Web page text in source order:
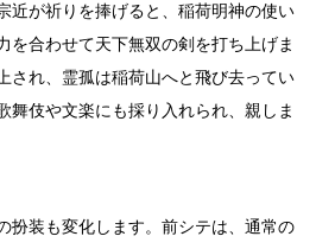
近が祈りを捧げると、稲荷明神の使い
を合わせて天下無双の剣を打ち上げま
され、霊孤は稲荷山へと飛び去ってい
舞伎や文楽にも採り入れられ、親しま
扮装も変化します。前シテは、通常の